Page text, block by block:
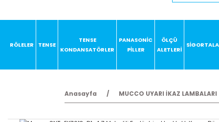
RÖLELER TENSE
TENSE
KONDANSATÖRLER
PANASONİC
PİLLER
ÖLÇÜ
ALETLERİ
Anasayfa MUCCO UYARI İKAZ LAMBALARI